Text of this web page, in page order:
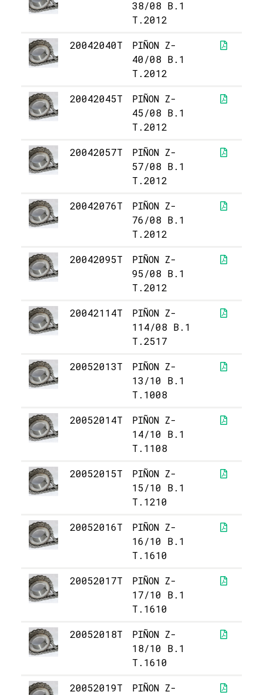
38/08 B.1
T.2012
20042040T
PIÑON Z-
40/08 B.1
T.2012
20042045T
PIÑON Z-
45/08 B.1
T.2012
20042057T
PIÑON Z-
57/08 B.1
T.2012
20042076T
PIÑON Z-
76/08 B.1
T.2012
20042095T
PIÑON Z-
95/08 B.1
T.2012
20042114T
PIÑON Z-
114/08 B.1
T.2517
20052013T
PIÑON Z-
13/10 B.1
T.1008
20052014T
PIÑON Z-
14/10 B.1
T.1108
20052015T
PIÑON Z-
15/10 B.1
T.1210
20052016T
PIÑON Z-
16/10 B.1
T.1610
20052017T
PIÑON Z-
17/10 B.1
T.1610
20052018T
PIÑON Z-
18/10 B.1
T.1610
20052019T
PIÑON Z-